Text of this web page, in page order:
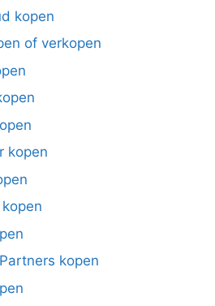
kopen
of verkopen
kopen
kopen